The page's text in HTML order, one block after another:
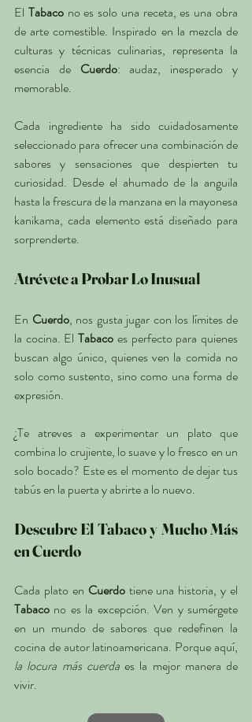
El Tabaco no es solo una receta, es una obra
de arte comestible. Inspirado en la mezcla de
culturas y técnicas culinarias, representa la
esencia de Cuerdo: audaz, inesperado y
memorable.
Cada ingrediente ha sido cuidadosamente
seleccionado para ofrecer una combinación de
sabores y sensaciones que despierten tu
curiosidad. Desde el ahumado de la anguila
hasta la frescura de la manzana en la mayonesa
kanikama, cada elemento está diseñado para
sorprenderte.
Atrévete a Probar Lo Inusual
En Cuerdo, nos gusta jugar con los límites de
la cocina. El Tabaco es perfecto para quienes
buscan algo único, quienes ven la comida no
solo como sustento, sino como una forma de
expresión.
¿Te atreves a experimentar un plato que
combina lo crujiente, lo suave y lo fresco en un
solo bocado? Este es el momento de dejar tus
tabús en la puerta y abrirte a lo nuevo.
Descubre El Tabaco y Mucho Más
en Cuerdo
Cada plato en Cuerdo
Tabaco no es la excepción. Ven y sumérgete
en un mundo de sabores que redefinen la
la locura más cuerda es la mejor manera de
vivir.